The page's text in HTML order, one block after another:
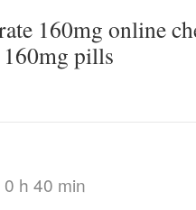
160mg online
pills
h 40 min